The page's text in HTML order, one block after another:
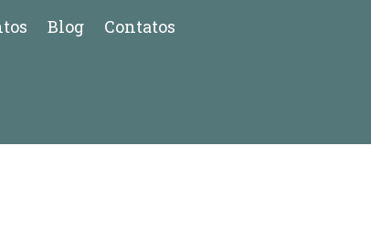
Blog Contatos